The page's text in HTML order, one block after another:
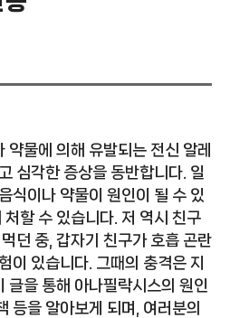
물에 의해 유발되는 전신 알레
심각한 증상을 동반합니다. 일
식이나 약물이 원인이 될 수 있
할 수 있습니다. 저 역시 친구
던 중, 갑자기 친구가 호흡 곤란
이 있습니다. 그때의 충격은 지
글을 통해 아나필락시스의 원인
등을 알아보게 되며, 여러분의